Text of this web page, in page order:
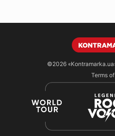
©2026
Terms